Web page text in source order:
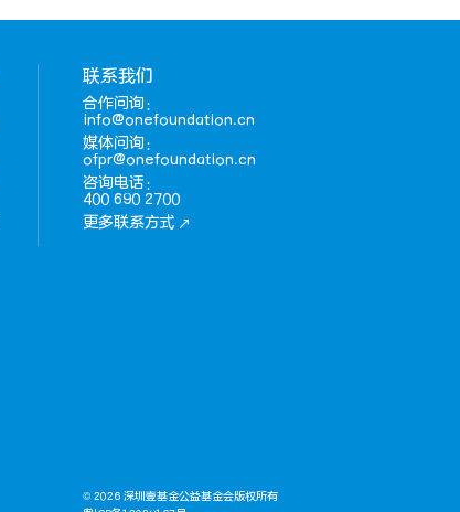
联系我们
合作问询：
info@onefoundation.cn
媒体问询：
ofpr@onefoundation.cn
咨询电话：
400 690 2700
更多联系方式
© 2026 深圳壹基金公益基金会版权所有